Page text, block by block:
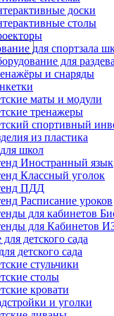
доски
столы
для спортзала
для
и снаряды
маты и модули
тренажеры
спортивный
из пластика
школ
Иностранный язык
Классный уголок
ПДД
Расписание уроков
для кабинетов
для Кабинетов
детского сада
детского сада
стульчики
столы
кровати
и уголки